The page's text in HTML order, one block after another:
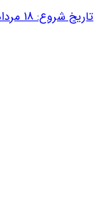
تاریخ شروع: 18 مرداد 1405